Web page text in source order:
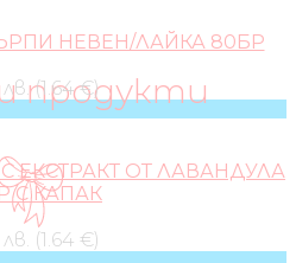
продукти
НЕВЕН/ЛАЙКА 80БР
(1.64 €)
ЕКСТРАКТ ОТ ЛАВАНДУЛА
С КАПАК
(1.64 €)